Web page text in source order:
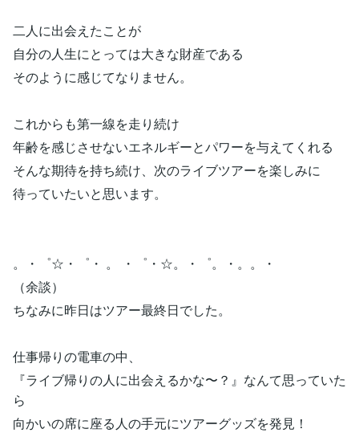
二人に出会えたことが
自分の人生にとっては大きな財産である
そのように感じてなりません。
これからも第一線を走り続け
年齢を感じさせないエネルギーとパワーを与えてくれる
そんな期待を持ち続け、次のライブツアーを楽しみに
待っていたいと思います。
。・゜☆・゜・ 。 ・゜・☆。・゜。・。。・
（余談）
ちなみに昨日はツアー最終日でした。
仕事帰りの電車の中、
『ライブ帰りの人に出会えるかな〜？』なんて思っていた
ら
向かいの席に座る人の手元にツアーグッズを発見！